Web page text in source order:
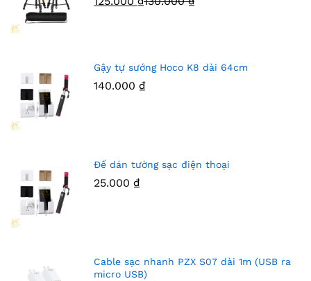
Gậy tự sướng Hoco K8 dài 64cm
140.000 ₫
Đế dán tường sạc điện thoại
25.000 ₫
Cable sạc nhanh PZX S07 dài 1m (USB ra
micro USB)